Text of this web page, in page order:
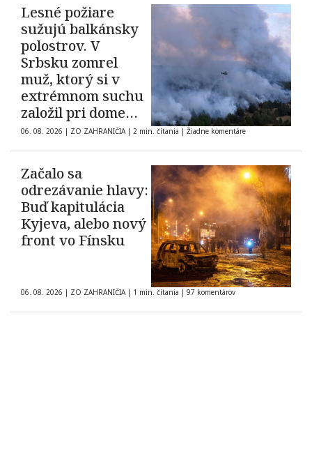
Lesné požiare
sužujú balkánsky
polostrov. V
Srbsku zomrel
muž, ktorý si v
extrémnom suchu
založil pri dome
oheň
06. 08. 2026 | ZO ZAHRANIČIA | 2 min. čítania | Žiadne komentáre
Začalo sa
odrezávanie hlavy:
Buď kapitulácia
Kyjeva, alebo nový
front vo Fínsku
06. 08. 2026 | ZO ZAHRANIČIA | 1 min. čítania | 97 komentárov